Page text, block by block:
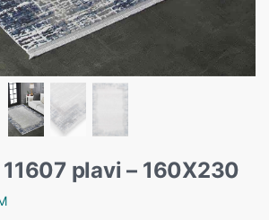
plavi – 160X230